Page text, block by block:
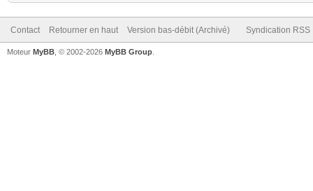
Contact Retourner en haut Version bas-débit (Archivé) Syndication RSS
Moteur MyBB , © 2002-2026 MyBB Group